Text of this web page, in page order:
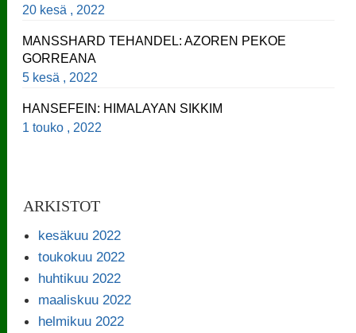
20 kesä , 2022
MANSSHARD TEHANDEL: AZOREN PEKOE
GORREANA
5 kesä , 2022
HANSEFEIN: HIMALAYAN SIKKIM
1 touko , 2022
ARKISTOT
kesäkuu 2022
toukokuu 2022
huhtikuu 2022
maaliskuu 2022
helmikuu 2022